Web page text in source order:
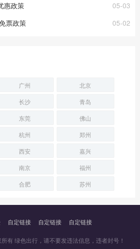
05-03
惠政策
05-02
票政策
广州
北京
长沙
青岛
东莞
佛山
杭州
郑州
西安
嘉兴
南京
福州
合肥 苏州
自定链接 自定链接 自定链接
有 绿色出行，请不要发违法信息，违者封号！